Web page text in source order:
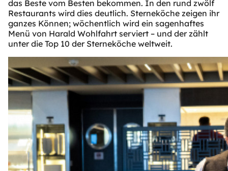
das Beste vom Besten bekommen. In den rund zwölf
Restaurants wird dies deutlich. Sterneköche zeigen ihr
ganzes Können; wöchentlich wird ein sagenhaftes
Menü von Harald Wohlfahrt serviert – und der zählt
unter die Top 10 der Sterneköche weltweit.